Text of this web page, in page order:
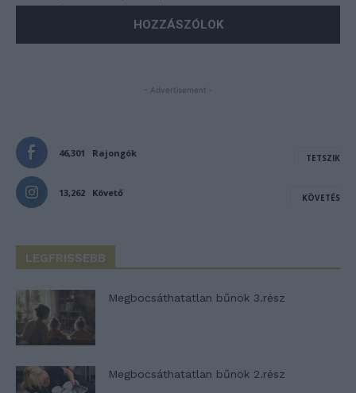
- Advertisement -
46,301 Rajongók TETSZIK
13,262 Követő KÖVETÉS
LEGFRISSEBB
Megbocsáthatatlan bűnök 3.rész
Megbocsáthatatlan bűnök 2.rész